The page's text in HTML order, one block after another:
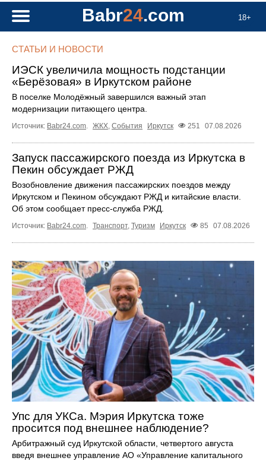
18+
Babr24.com
СТАТЬИ И НОВОСТИ
ИЭСК увеличила мощность подстанции
«Берёзовая» в Иркутском районе
В поселке Молодёжный завершился важный этап
модернизации питающего центра.
Источник: Babr24.com. ЖКХ, События Иркутск 251 07.08.2026
Запуск пассажирского поезда из Иркутска в
Пекин обсуждает РЖД
Возобновление движения пассажирских поездов между
Иркутском и Пекином обсуждают РЖД и китайские власти.
Об этом сообщает пресс‑служба РЖД.
Источник: Babr24.com. Транспорт, Туризм Иркутск 85 07.08.2026
Упс для УКСа. Мэрия Иркутска тоже
просится под внешнее наблюдение?
Арбитражный суд Иркутской области, четвертого августа
введя внешнее управление АО «Управление капитального